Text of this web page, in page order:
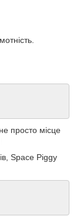
просто місце
Space Piggy